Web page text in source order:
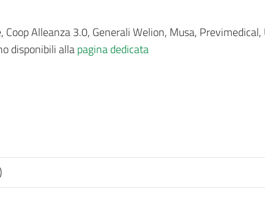
Coop Alleanza 3.0, Generali Welion, Musa,
disponibili allapagina dedicata